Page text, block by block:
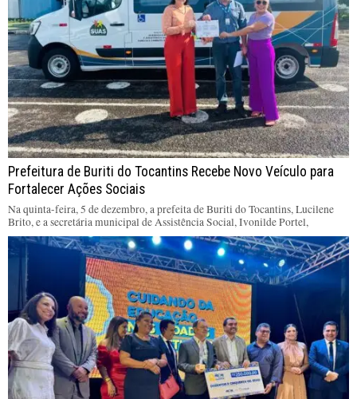
Prefeitura de Buriti do Tocantins Recebe Novo Veículo para
Fortalecer Ações Sociais
Na quinta-feira, 5 de dezembro, a prefeita de Buriti do Tocantins, Lucilene
Brito, e a secretária municipal de Assistência Social, Ivonilde Portel,